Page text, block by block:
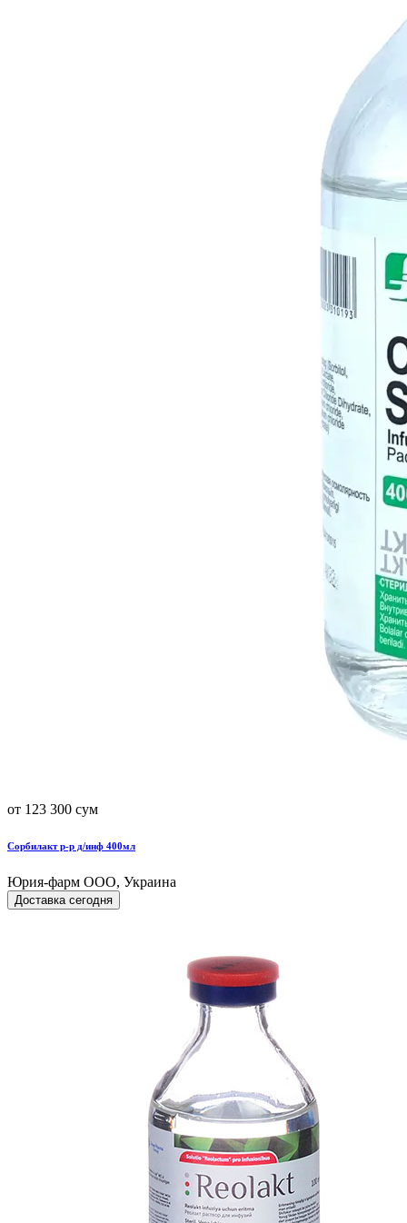
от 123 300 сум
Сорбилакт р-р д/инф 400мл
Юрия-фарм ООО, Украина
Доставка сегодня